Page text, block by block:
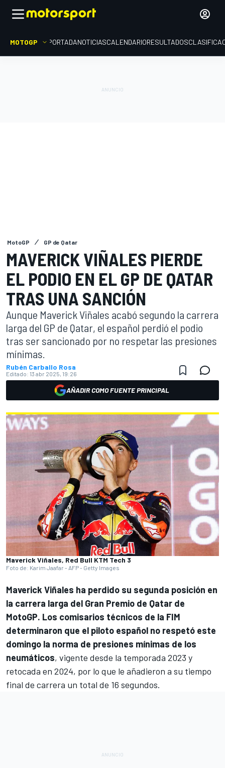
MOTOGP PORTADANOTICIASCALENDARIORESULTADOS
MotoGP GP de Qatar
MAVERICK VIÑALES PIERDE
EL PODIO EN EL GP DE QATAR
TRAS UNA SANCIÓN
Aunque Maverick Viñales acabó segundo la carrera
larga del GP de Qatar, el español perdió el podio
tras ser sancionado por no respetar las presiones
mínimas.
Rubén Carballo Rosa
Editado: 13 abr 2025, 19:26
AÑADIR COMO FUENTE PRINCIPAL
Maverick Viñales, Red Bull KTM Tech 3
Foto de: Karim Jaafar - AFP - Getty Images
Maverick Viñales ha perdido su segunda posición en
la carrera larga del Gran Premio de Qatar de
MotoGP. Los comisarios técnicos de la FIM
determinaron que el piloto español no respetó este
domingo la norma de presiones mínimas de los
neumáticos, vigente desde la temporada 2023 y
retocada en 2024, por lo que le añadieron a su tiempo
final de carrera un total de 16 segundos.